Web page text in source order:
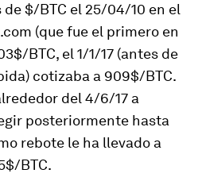
$/BTC el 25/04/10 en el
(que fue el primero en
BTC, el 1/1/17 (antes de
cotizaba a 909$/BTC.
del 4/6/17 a
posteriormente hasta
rebote le ha llevado a
BTC.